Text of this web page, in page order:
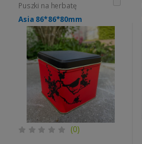
Puszki na herbatę
Asia 86*86*80mm
(0)